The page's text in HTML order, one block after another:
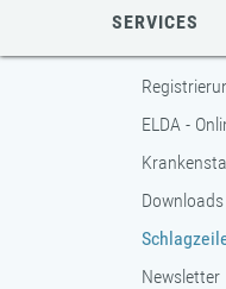
SERVICES
ELDA -
Downloads
Newsletter